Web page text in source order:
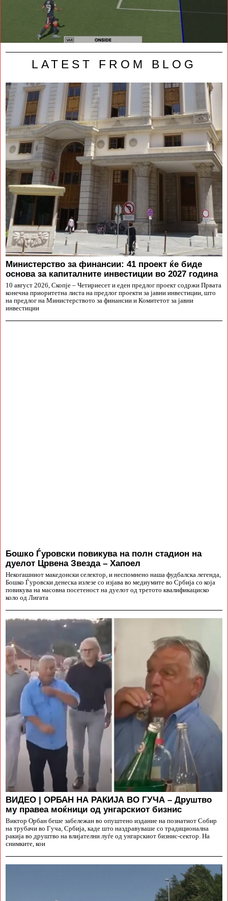
LATEST FROM BLOG
Министерство за финансии: 41 проект ќе биде
основа за капиталните инвестиции во 2027 година
10 август 2026, Скопје – Четириесет и еден предлог проект содржи Првата
конечна приоритетна листа на предлог проекти за јавни инвестиции, што
на предлог на Министерството за финансии и Комитетот за јавни
инвестиции
Бошко Ѓуровски повикува на полн стадион на
дуелот Црвена Звезда – Хапоел
Некогашниот македонски селектор, и неспомнено наша фудбалска легенда,
Бошко Ѓуровски денеска излезе со изјава во медиумите во Србија со која
повикува на масовна посетеност на дуелот од третото квалификациско
коло од Лигата
ВИДЕО | ОРБАН НА РАКИЈА ВО ГУЧА – Друштво
му правеа моќници од унгарскиот бизнис
Виктор Орбан беше забележан во опуштено издание на познатиот Собир
на трубачи во Гуча, Србија, каде што наздравуваше со традиционална
ракија во друштво на влијателни луѓе од унгарскиот бизнис-сектор. На
снимките, кои